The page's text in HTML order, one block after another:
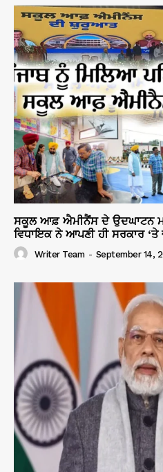
ਸਕੂਲ ਆਫ਼ ਐਮੀਨੈਂਸ ਦੇ ਉਦਘਾਟਨ
ਵਿਧਾਇਕ ਨੇ ਆਪਣੀ ਹੀ ਸਰਕਾਰ
Writer Team - September 14,